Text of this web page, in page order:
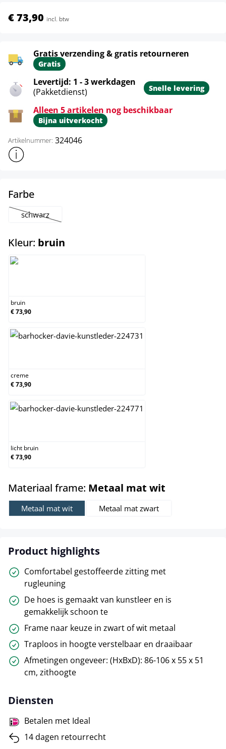
€ 73,90 incl. btw
Gratis verzending & gratis retourneren
Gratis
Levertijd: 1 - 3 werkdagen
(Pakketdienst)
Snelle levering
Alleen 5 artikelen nog beschikbaar
Bijna uitverkocht
Artikelnummer: 324046
Toon meer productinformatie
Farbeselect
schwarz
(Deze optie is momenteel niet beschikbaar.)
Kleur: bruin
bruin
€ 73,90
creme
€ 73,90
licht bruin
€ 73,90
Materiaal frame: Metaal mat wit
Metaal mat wit Metaal mat zwart
Product highlights
Comfortabel gestoffeerde zitting met
rugleuning
De hoes is gemaakt van kunstleer en is
gemakkelijk schoon te
Frame naar keuze in zwart of wit metaal
Traploos in hoogte verstelbaar en draaibaar
Afmetingen ongeveer: (HxBxD): 86-106 x 55 x 51
cm, zithoogte
Diensten
Betalen met Ideal
14 dagen retourrecht